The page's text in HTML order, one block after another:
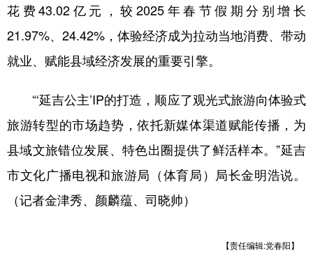
花费43.02亿元，较2025年春节假期分别增长
21.97%、24.42%，体验经济成为拉动当地消费、带动
就业、赋能县域经济发展的重要引擎。
“‘延吉公主’IP的打造，顺应了观光式旅游向体验式
旅游转型的市场趋势，依托新媒体渠道赋能传播，为
县域文旅错位发展、特色出圈提供了鲜活样本。”延吉
市文化广播电视和旅游局（体育局）局长金明浩说。
（记者金津秀、颜麟蕴、司晓帅）
【责任编辑:党春阳】